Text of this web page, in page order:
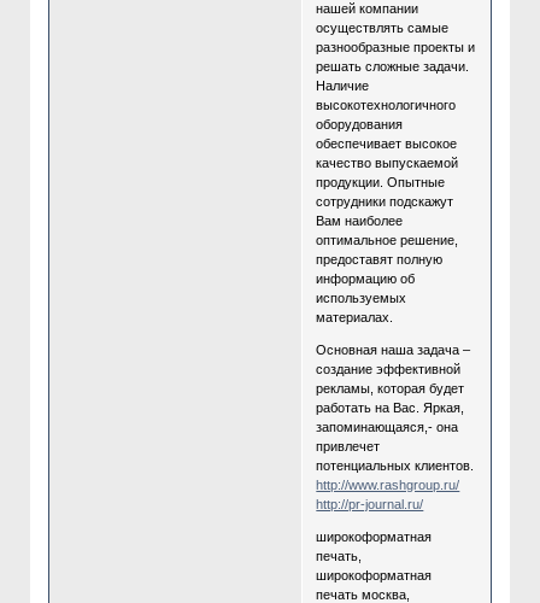
нашей компании
осуществлять самые
разнообразные проекты и
решать сложные задачи.
Наличие
высокотехнологичного
оборудования
обеспечивает высокое
качество выпускаемой
продукции. Опытные
сотрудники подскажут
Вам наиболее
оптимальное решение,
предоставят полную
информацию об
используемых
материалах.
Основная наша задача –
создание эффективной
рекламы, которая будет
работать на Вас. Яркая,
запоминающаяся,- она
привлечет
потенциальных клиентов.
http://www.rashgroup.ru/
http://pr-journal.ru/
широкоформатная
печать,
широкоформатная
печать москва,